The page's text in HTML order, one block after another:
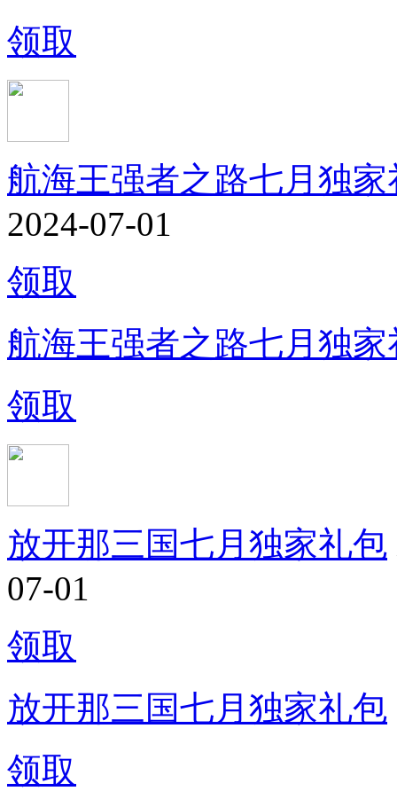
领取
航海王强者之路七月独家
2024-07-01
领取
航海王强者之路七月独家
领取
放开那三国七月独家礼包
07-01
领取
放开那三国七月独家礼包
领取